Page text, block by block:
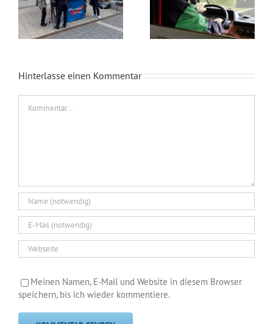
Hinterlasse einen Kommentar
Meinen Namen, E-Mail und Website in diesem Browser
speichern, bis ich wieder kommentiere.